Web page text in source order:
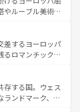
ローマ遺跡や中世
ペインはその個
なお、新着のスペイン情報は コ
やルーブル美術館
殿、歴史的な大
が、訪れる者を心
国としても知ら
プロヴァンスの
み方が可能だ。さ
おり、どの街角に
差するヨーロッパ
るロマンチック街
ことがない。ベ
ルプスの絶景、そ
景は必見。ビール
存する国。ウェス
ランドマーク、歴